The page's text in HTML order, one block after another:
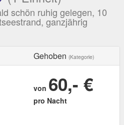
schön ruhig gelegen, 10
ganzjährig
Gehoben (Kategorie)
von 60,- €
pro Nacht